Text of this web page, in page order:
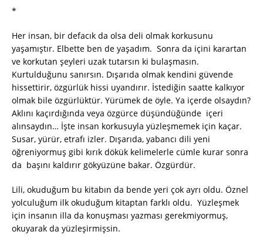
*
Her insan, bir defacık da olsa deli olmak korkusunu
yaşamıştır. Elbette ben de yaşadım. Sonra da içini karartan
ve korkutan şeyleri uzak tutarsın ki bulaşmasın.
Kurtulduğunu sanırsın. Dışarıda olmak kendini güvende
hissettirir, özgürlük hissi uyandırır. İstediğin saatte kalkıyor
olmak bile özgürlüktür. Yürümek de öyle. Ya içerde olsaydın?
Aklını kaçırdığında veya özgürce düşündüğünde içeri
alınsaydın… İşte insan korkusuyla yüzleşmemek için kaçar.
Susar, yürür, etrafı izler. Dışarıda, yabancı dili yeni
öğreniyormuş gibi kırık dökük kelimelerle cümle kurar sonra
da başını kaldırır gökyüzüne bakar. Özgürdür.
Lili, okuduğum bu kitabın da bende yeri çok ayrı oldu. Öznel
yolculuğum ilk okuduğum kitaptan farklı oldu. Yüzleşmek
için insanın illa da konuşması yazması gerekmiyormuş,
okuyarak da yüzleşirmişsin.